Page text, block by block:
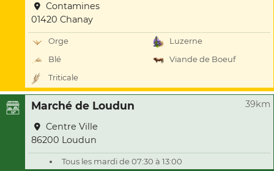
Contamines
01420 Chanay
Orge
Luzerne
Blé
Viande de Boeuf
Triticale
Marché de Loudun 39km
Centre Ville
86200 Loudun
Tous les mardi de 07:30 à 13:00